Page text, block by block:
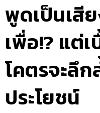
พูดเป็นเสี
เพื่อ!? แต่
โคตรจะลึก
ประโยชน์